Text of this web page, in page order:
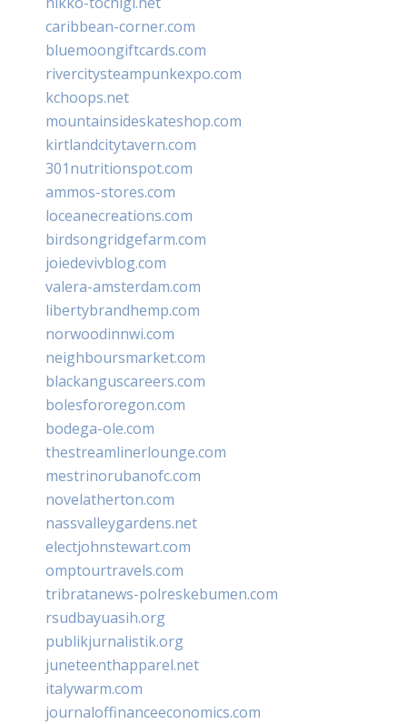
caribbean-corner.com
bluemoongiftcards.com
rivercitysteampunkexpo.com
kchoops.net
mountainsideskateshop.com
kirtlandcitytavern.com
301nutritionspot.com
ammos-stores.com
loceanecreations.com
birdsongridgefarm.com
joiedevivblog.com
valera-amsterdam.com
libertybrandhemp.com
norwoodinnwi.com
neighboursmarket.com
blackanguscareers.com
bolesfororegon.com
bodega-ole.com
thestreamlinerlounge.com
mestrinorubanofc.com
novelatherton.com
nassvalleygardens.net
electjohnstewart.com
omptourtravels.com
tribratanews-polreskebumen.com
rsudbayuasih.org
publikjurnalistik.org
juneteenthapparel.net
italywarm.com
journaloffinanceeconomics.com